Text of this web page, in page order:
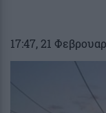
17:47, 21